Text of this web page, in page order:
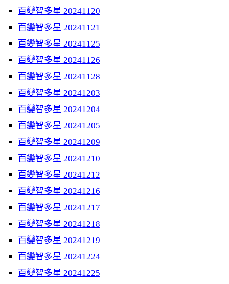
百變智多星 20241120
百變智多星 20241121
百變智多星 20241125
百變智多星 20241126
百變智多星 20241128
百變智多星 20241203
百變智多星 20241204
百變智多星 20241205
百變智多星 20241209
百變智多星 20241210
百變智多星 20241212
百變智多星 20241216
百變智多星 20241217
百變智多星 20241218
百變智多星 20241219
百變智多星 20241224
百變智多星 20241225